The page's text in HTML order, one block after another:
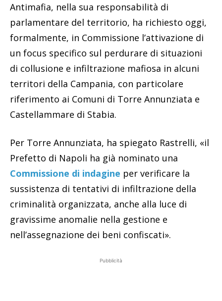
Antimafia, nella sua responsabilità di
parlamentare del territorio, ha richiesto oggi,
formalmente, in Commissione l’attivazione di
un focus specifico sul perdurare di situazioni
di collusione e infiltrazione mafiosa in alcuni
territori della Campania, con particolare
riferimento ai Comuni di Torre Annunziata e
Castellammare di Stabia.
Per Torre Annunziata, ha spiegato Rastrelli, «il
Prefetto di Napoli ha già nominato una
Commissione di indagine per verificare la
sussistenza di tentativi di infiltrazione della
criminalità organizzata, anche alla luce di
gravissime anomalie nella gestione e
nell’assegnazione dei beni confiscati».
Pubblicità